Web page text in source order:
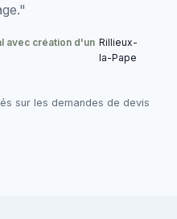
avec création d'un Rillieux-
la-Pape
sur les demandes de devis